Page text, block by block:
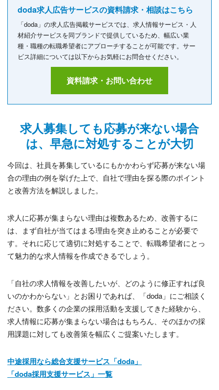
doda求人広告サービスの資料請求・相談はこちら
「doda」の求人広告掲載サービスでは、求人情報サービス・人
材紹介サービスを同ブランドで提供しているため、幅広い業
種・職種の転職希望者にアプローチすることが可能です。サー
ビス詳細については以下からお気軽にお問合せください。
資料請求・お問い合わせ
求人募集しても応募が来ない場合
は、早急に対処することが大切
今回は、社員を募集しているにもかかわらず応募が来ない場
合の理由の例を挙げた上で、自社で理由を探る際のポイント
と改善方法を解説しました。
求人に応募が集まらない理由は複数あるため、改善するに
は、まず自社が当てはまる理由を突き止めることが必要で
す。それに応じて適切に対処することで、転職希望者にとっ
て魅力的な求人情報を作成できるでしょう。
「自社の求人情報を改善したいが、どのように修正すれば良
いのかわからない」とお困りであれば、「doda」にご相談く
ださい。数多くの企業の採用活動を支援してきた経験から、
求人情報に応募が集まらない場合はもちろん、そのほかの採
用課題に対しても改善策を幅広くご提案いたします。
中途採用なら総合支援サービス「doda」
「doda採用支援サービス」一覧